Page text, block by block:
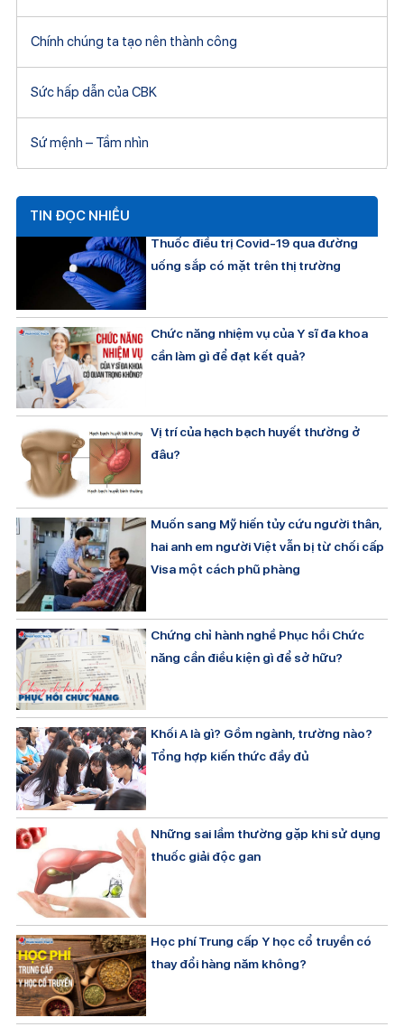
Chính chúng ta tạo nên thành công
Sức hấp dẫn của CBK
Sứ mệnh – Tầm nhìn
TIN ĐỌC NHIỀU
Thuốc điều trị Covid-19 qua đường
uống sắp có mặt trên thị trường
Chức năng nhiệm vụ của Y sĩ đa khoa
cần làm gì để đạt kết quả?
Vị trí của hạch bạch huyết thường ở
đâu?
Muốn sang Mỹ hiến tủy cứu người thân,
hai anh em người Việt vẫn bị từ chối cấp
Visa một cách phũ phàng
Chứng chỉ hành nghề Phục hồi Chức
năng cần điều kiện gì để sở hữu?
Khối A là gì? Gồm ngành, trường nào?
Tổng hợp kiến thức đầy đủ
Những sai lầm thường gặp khi sử dụng
thuốc giải độc gan
Học phí Trung cấp Y học cổ truyền có
thay đổi hàng năm không?